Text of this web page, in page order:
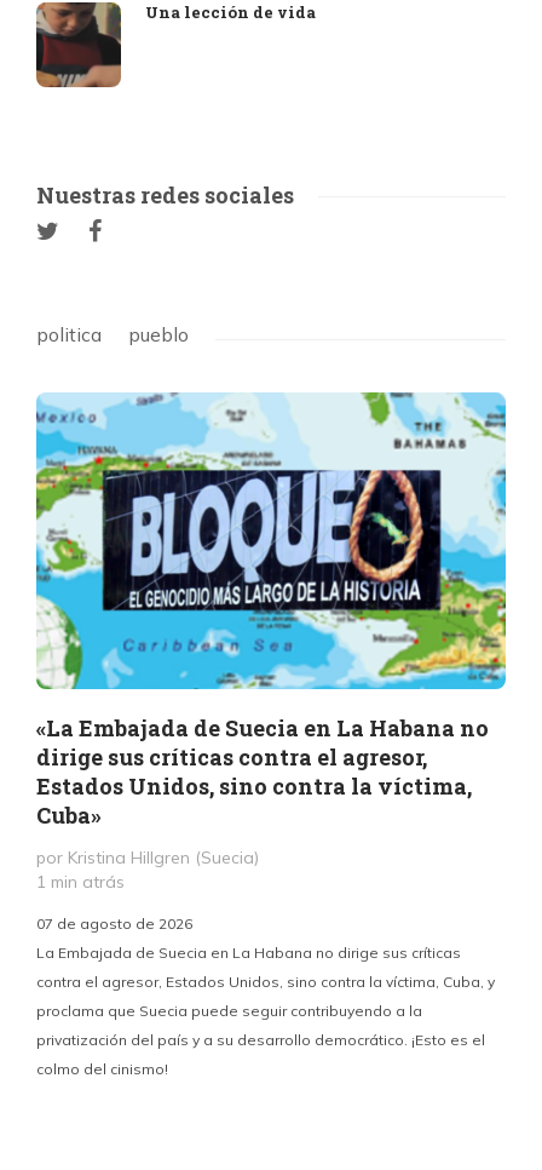
Una lección de vida
Nuestras redes sociales
politica pueblo
«La Embajada de Suecia en La Habana no
dirige sus críticas contra el agresor,
Estados Unidos, sino contra la víctima,
Cuba»
por Kristina Hillgren (Suecia)
1 min atrás
07 de agosto de 2026
La Embajada de Suecia en La Habana no dirige sus críticas
contra el agresor, Estados Unidos, sino contra la víctima, Cuba, y
proclama que Suecia puede seguir contribuyendo a la
privatización del país y a su desarrollo democrático. ¡Esto es el
colmo del cinismo!